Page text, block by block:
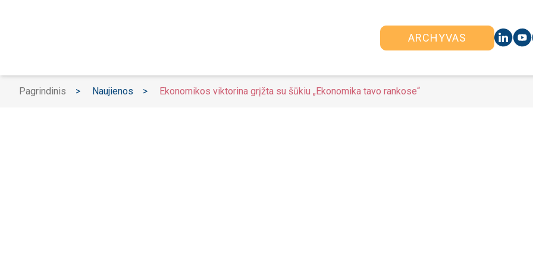
ARCHYVAS
Pagrindinis > Naujienos > Ekonomikos viktorina grįžta su šūkiu „Ekonomika tavo rankose“